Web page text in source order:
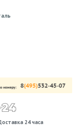
24 часа